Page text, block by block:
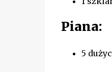
Piana:
5